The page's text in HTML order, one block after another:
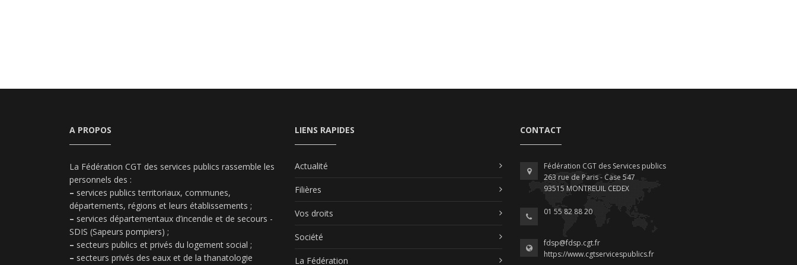
A PROPOS
La Fédération CGT des services publics rassemble les
personnels des :
– services publics territoriaux, communes,
départements, régions et leurs établissements ;
– services départementaux d’incendie et de secours -
SDIS (Sapeurs pompiers) ;
– secteurs publics et privés du logement social ;
– secteurs privés des eaux et de la thanatologie
LIENS RAPIDES
Actualité
Filières
Vos droits
Société
La Fédération
CONTACT
Fédération CGT des Services publics
263 rue de Paris - Case 547
93515 MONTREUIL CEDEX
01 55 82 88 20
fdsp@fdsp.cgt.fr
https://www.cgtservicespublics.fr